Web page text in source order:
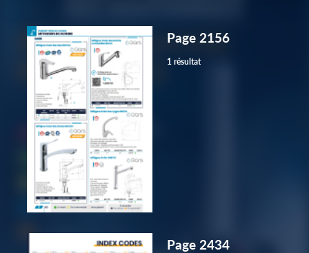
Page 2156
1 résultat
Page 2434